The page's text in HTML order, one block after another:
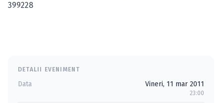
399228
DETALII EVENIMENT
Data Vineri, 11 mar 2011
23:00